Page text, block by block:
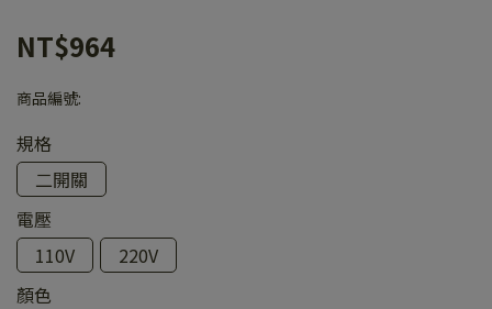
NT$964
商品編號:
規格
二開關
電壓
110V
220V
顏色